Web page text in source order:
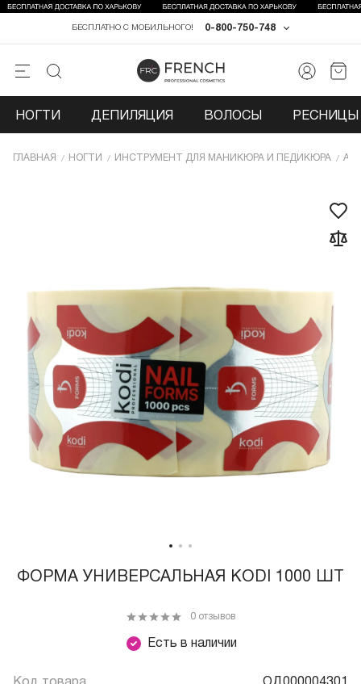
0-800-750-748
БЕСПЛАТНО С МОБИЛЬНОГО!
НОГТИ ДЕПИЛЯЦИЯ ВОЛОСЫ РЕСНИЦЫ
ГЛАВНАЯ НОГТИ ИНCТРУМЕНТ ДЛЯ МАНИКЮРА И ПЕДИКЮРА
ФОРМА УНИВЕРСАЛЬНАЯ KODI 1000 ШТ
Есть в наличии
0 отзывов